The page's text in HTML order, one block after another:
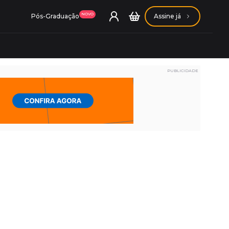
Pós-Graduação NOVO Assine já
Getúlio Vargas
PUBLICIDADE